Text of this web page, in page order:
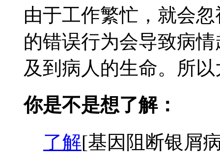
由于工作繁忙，就会
的错误行为会导致病
及到病人的生命。所
你是不是想了解：
了解[基因阻断银屑